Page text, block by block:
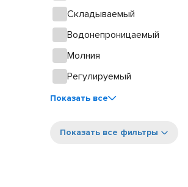
Складываемый
Водонепроницаемый
Молния
Регулируемый
Показать все
Показать все фильтры